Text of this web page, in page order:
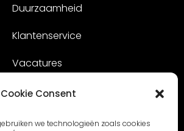
Consent
we technologieën zoals cookies
Duurzaamheid
Klantenservice
Vacatures
Contact